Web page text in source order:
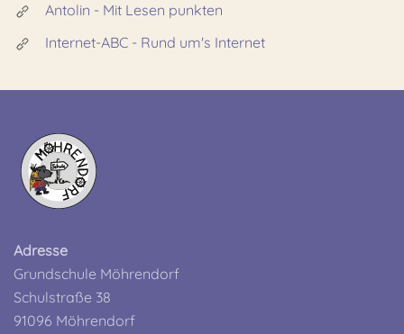
Antolin - Mit Lesen punkten
Internet-ABC - Rund um's Internet
Adresse
Grundschule Möhrendorf
Schulstraße 38
91096 Möhrendorf